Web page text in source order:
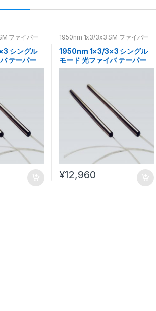
ファイバー
シングル
テーパー
バ カプラ
1950nm 1x3/3x3 SM ファイバー
1950nm 1×3/3×3 シングル
モード 光ファイバ テーパー
カプラ SM ファイバ カプラ
¥12,960